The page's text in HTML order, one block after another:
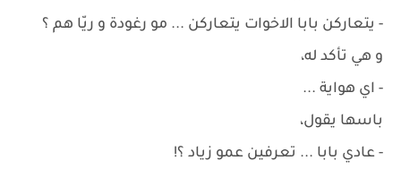
- يتعاركن بابا الاخوات يتعاركن ... مو رغودة و ريّا هم ؟
و هي تأكد له،
- اي هواية ...
باسها يقول،
- عادي بابا ... تعرفين عمو زياد ؟!